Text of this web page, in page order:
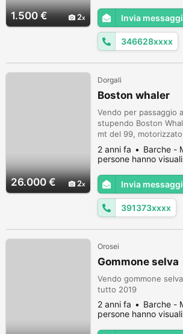
1.500 € 2 Invia
346628xxxx
26.000 € 2
Dorgali
Boston whaler
Vendo per passaggio
stupendo Boston
mt del 99,
hp (massima
del 2016 con 600 ore
diagnosi. Il tutto
attrezzato di tutto
separatamente (solo
motore 13.000?) in
2 anni fa Barche -
persone hanno
Invia
391373xxxx
Orosei
Gommone selva
Vendo gommone
tutto 2019
2 anni fa Barche -
persone hanno